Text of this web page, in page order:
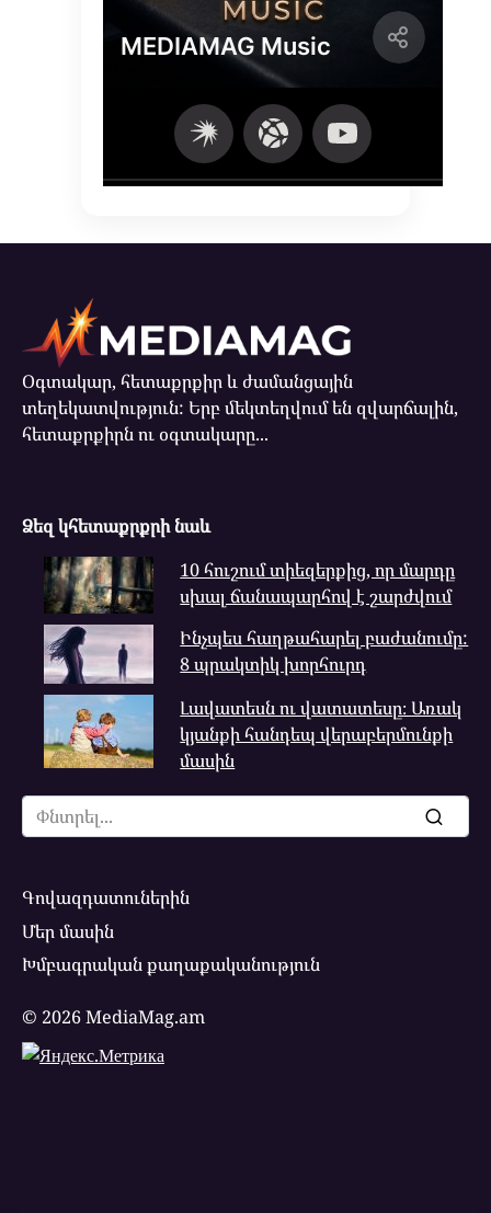
Օգտակար, հետաքրքիր և ժամանցային
տեղեկատվություն: Երբ մեկտեղվում են զվարճալին,
հետաքրքիրն ու օգտակարը...
Ձեզ կհետաքրքրի նաև
10 հուշում տիեզերքից, որ մարդը
սխալ ճանապարհով է շարժվում
Ինչպես հաղթահարել բաժանումը:
8 պրակտիկ խորհուրդ
Լավատեսն ու վատատեսը։ Առակ
կյանքի հանդեպ վերաբերմունքի
մասին
Search
for:
Գովազդատուներին
Մեր մասին
Խմբագրական քաղաքականություն
© 2026 MediaMag.am